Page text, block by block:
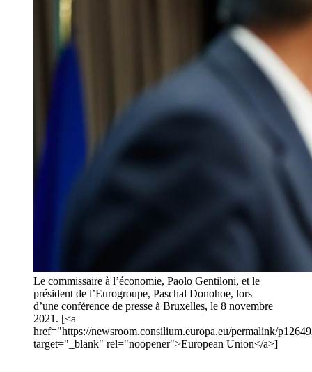
Le commissaire à l’économie, Paolo Gentiloni, et le
président de l’Eurogroupe, Paschal Donohoe, lors
d’une conférence de presse à Bruxelles, le 8 novembre
2021. [<a
href="https://newsroom.consilium.europa.eu/permalink/
target="_blank" rel="noopener">European Union</a>]